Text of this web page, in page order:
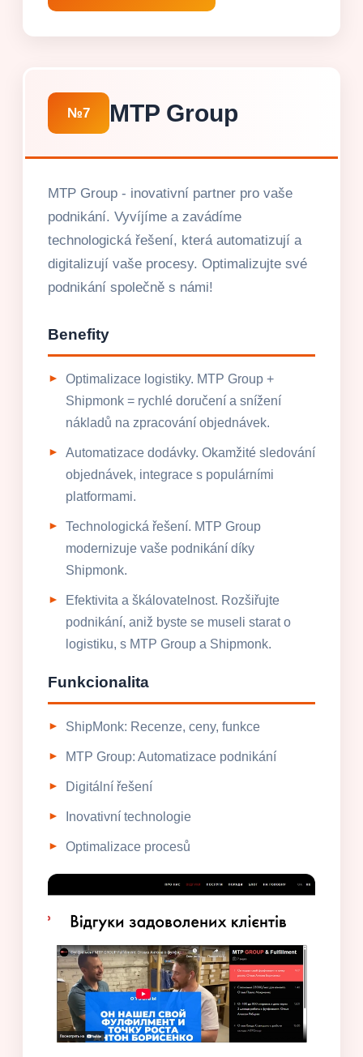
№7 MTP Group
MTP Group - inovativní partner pro vaše
podnikání. Vyvíjíme a zavádíme
technologická řešení, která automatizují a
digitalizují vaše procesy. Optimalizujte své
podnikání společně s námi!
Benefity
Optimalizace logistiky. MTP Group +
Shipmonk = rychlé doručení a snížení
nákladů na zpracování objednávek.
Automatizace dodávky. Okamžité sledování
objednávek, integrace s populárními
platformami.
Technologická řešení. MTP Group
modernizuje vaše podnikání díky
Shipmonk.
Efektivita a škálovatelnost. Rozšiřujte
podnikání, aniž byste se museli starat o
logistiku, s MTP Group a Shipmonk.
Funkcionalita
ShipMonk: Recenze, ceny, funkce
MTP Group: Automatizace podnikání
Digitální řešení
Inovativní technologie
Optimalizace procesů